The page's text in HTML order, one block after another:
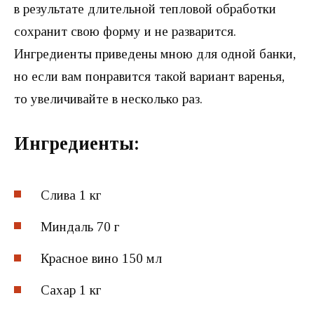
в результате длительной тепловой обработки
сохранит свою форму и не разварится.
Ингредиенты приведены мною для одной банки,
но если вам понравится такой вариант варенья,
то увеличивайте в несколько раз.
Ингредиенты:
Слива 1 кг
Миндаль 70 г
Красное вино 150 мл
Сахар 1 кг